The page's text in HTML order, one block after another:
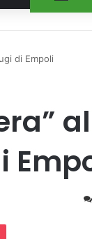
di Empoli